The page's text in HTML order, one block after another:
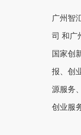
广州智
司 和广
国家创
报、创
源服务
创业服